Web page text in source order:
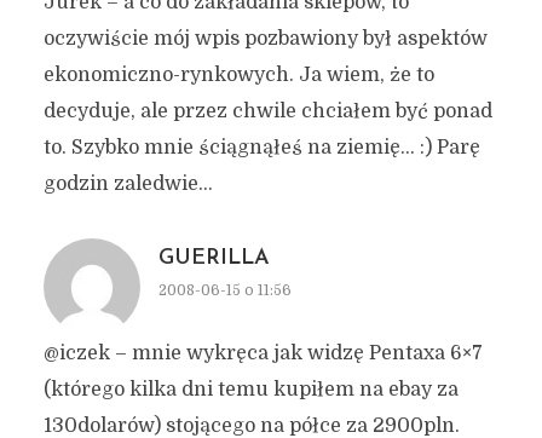
oczywiście mój wpis pozbawiony był aspektów
ekonomiczno-rynkowych. Ja wiem, że to
decyduje, ale przez chwile chciałem być ponad
to. Szybko mnie ściągnąłeś na ziemię… :) Parę
godzin zaledwie…
GUERILLA
2008-06-15 o 11:56
@iczek – mnie wykręca jak widzę Pentaxa 6×7
(którego kilka dni temu kupiłem na ebay za
130dolarów) stojącego na półce za 2900pln.